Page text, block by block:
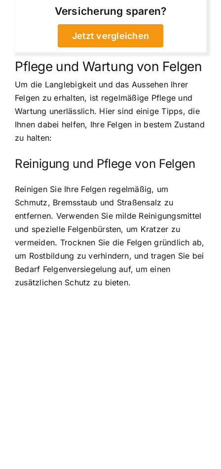
Versicherung sparen?
Jetzt vergleichen
Pflege und Wartung von Felgen
Um die Langlebigkeit und das Aussehen Ihrer
Felgen zu erhalten, ist regelmäßige Pflege und
Wartung unerlässlich. Hier sind einige Tipps, die
Ihnen dabei helfen, Ihre Felgen in bestem Zustand
zu halten:
Reinigung und Pflege von Felgen
Reinigen Sie Ihre Felgen regelmäßig, um
Schmutz, Bremsstaub und Straßensalz zu
entfernen. Verwenden Sie milde Reinigungsmittel
und spezielle Felgenbürsten, um Kratzer zu
vermeiden. Trocknen Sie die Felgen gründlich ab,
um Rostbildung zu verhindern, und tragen Sie bei
Bedarf Felgenversiegelung auf, um einen
zusätzlichen Schutz zu bieten.